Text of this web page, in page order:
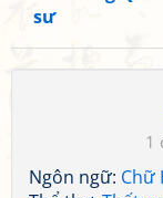
sư
1
Ngôn ngữ: Chữ